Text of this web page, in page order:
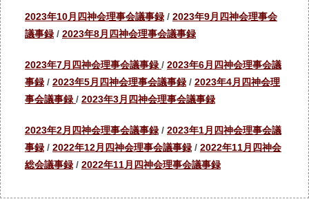
2023年10月四神会理事会議事録 / 2023年9月四神会理事会
議事録 / 2023年8月四神会理事会議事録
2023年7月四神会理事会議事録 / 2023年6月四神会理事会議
事録 / 2023年5月四神会理事会議事録 / 2023年4月四神会理
事会議事録 / 2023年3月四神会理事会議事録
2023年2月四神会理事会議事録 / 2023年1月四神会理事会議
事録 / 2022年12月四神会理事会議事録 / 2022年11月四神会
総会議事録 / 2022年11月四神会理事会議事録